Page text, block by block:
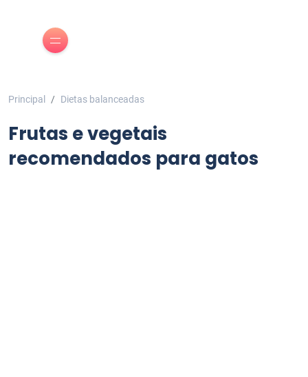
Principal Dietas balanceadas
Frutas e vegetais
recomendados para gatos